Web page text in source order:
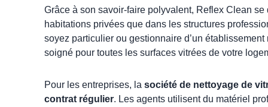
Grâce à son savoir-faire polyvalent, Reflex Clean
habitations privées que dans les structures
soyez particulier ou gestionnaire d’un établissement
soigné pour toutes les surfaces vitrées de votre
Pour les entreprises, lasociété de nettoyage de
contrat régulier. Les agents utilisent du matériel